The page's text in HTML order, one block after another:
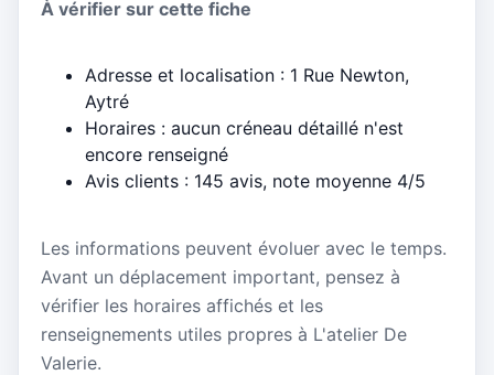
À vérifier sur cette fiche
Adresse et localisation : 1 Rue Newton,
Aytré
Horaires : aucun créneau détaillé n'est
encore renseigné
Avis clients : 145 avis, note moyenne 4/5
Les informations peuvent évoluer avec le temps.
Avant un déplacement important, pensez à
vérifier les horaires affichés et les
renseignements utiles propres à L'atelier De
Valerie.